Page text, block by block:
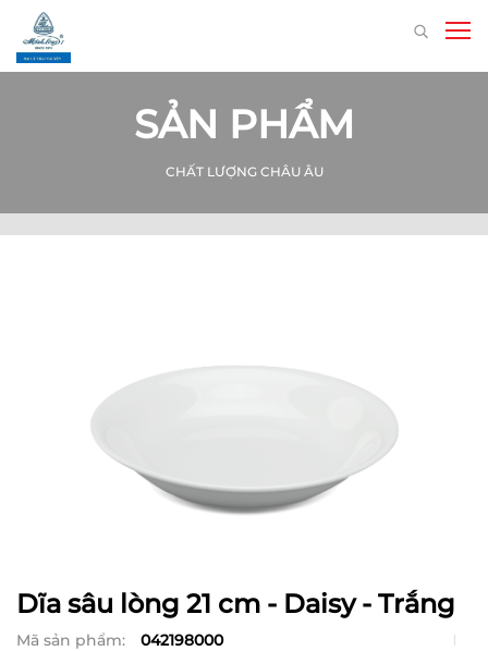
SẢN PHẨM
CHẤT LƯỢNG CHÂU ÂU
Dĩa sâu lòng 21 cm - Daisy - Trắng
Mã sản phẩm:
042198000